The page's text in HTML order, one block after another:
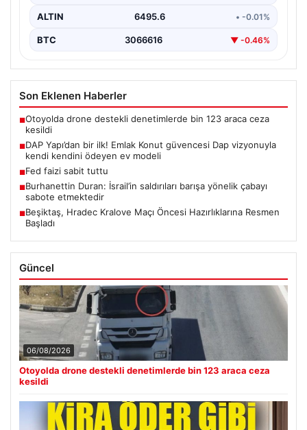
ALTIN 6495.6 • -0.01%
BTC 3066616 ▼ -0.46%
Son Eklenen Haberler
■Otoyolda drone destekli denetimlerde bin 123 araca ceza
kesildi
■DAP Yapı’dan bir ilk! Emlak Konut güvencesi Dap vizyonuyla
kendi kendini ödeyen ev modeli
■Fed faizi sabit tuttu
■Burhanettin Duran: İsrail’in saldırıları barışa yönelik çabayı
sabote etmektedir
■Beşiktaş, Hradec Kralove Maçı Öncesi Hazırlıklarına Resmen
Başladı
Güncel
06/08/2026
Otoyolda drone destekli denetimlerde bin 123 araca ceza
kesildi